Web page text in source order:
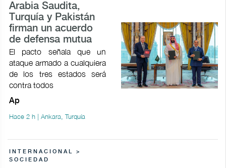
Arabia Saudita,
Turquía y Pakistán
firman un acuerdo
de defensa mutua
El pacto señala que un
ataque armado a cualquiera
de los tres estados será
contra todos
Ap
Hace 2 h | Ankara, Turquía
INTERNACIONAL >
SOCIEDAD